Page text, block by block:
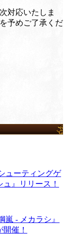
対応いたしま
予めご了承くだ
ューティングゲ
』リリース！
- メカラシ』
催！